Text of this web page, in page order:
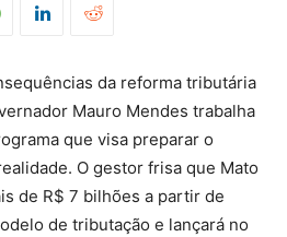
da reforma tributária
Mauro Mendes trabalha
que visa preparar o
O gestor frisa que Mato
de R$ 7 bilhões a partir de
de tributação e lançará no